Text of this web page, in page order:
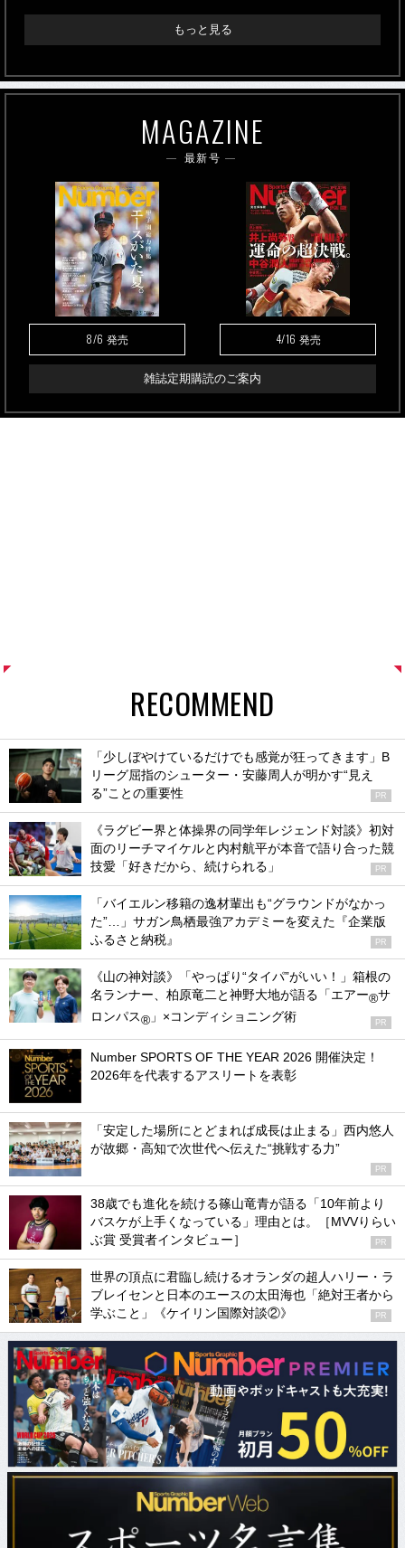
もっと見る
MAGAZINE
最新号
8/6 発売 4/16 発売
雑誌定期購読のご案内
RECOMMEND
「少しぼやけているだけでも感覚が狂ってきます」B
リーグ屈指のシューター・安藤周人が明かす“見え
る”ことの重要性
PR
《ラグビー界と体操界の同学年レジェンド対談》初対
面のリーチマイケルと内村航平が本音で語り合った競
技愛「好きだから、続けられる」
PR
「バイエルン移籍の逸材輩出も“グラウンドがなかっ
た”…」サガン鳥栖最強アカデミーを変えた『企業版
ふるさと納税』
PR
《山の神対談》「やっぱり“タイパ”がいい！」箱根の
名ランナー、柏原竜二と神野大地が語る「エアー®サ
ロンパス® 」×コンディショニング術 PR
Number SPORTS OF THE YEAR 2026 開催決定！
2026年を代表するアスリートを表彰
「安定した場所にとどまれば成長は止まる」西内悠人
が故郷・高知で次世代へ伝えた“挑戦する力”
PR
38歳でも進化を続ける篠山竜青が語る「10年前より
バスケが上手くなっている」理由とは。［MVVりらい
ぶ賞 受賞者インタビュー］
PR
世界の頂点に君臨し続けるオランダの超人ハリー・ラ
ブレイセンと日本のエースの太田海也「絶対王者から
学ぶこと」《ケイリン国際対談②》
PR